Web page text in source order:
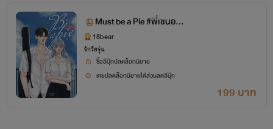
Must be a Pie #พี่เชนอย่า
ดุพาย
18bear
รักวัยรุ่น
ซื้ออีบุ๊กปลดล็อกนิยาย
เคยปลดล็อกนิยายได้ส่วนลดอีบุ๊ก
199 บาท